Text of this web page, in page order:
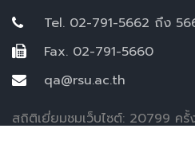
Tel. 02-791-5662 ถึง
Fax. 02-791-5660
qa@rsu.ac.th
สถิติเยี่ยมชมเว็บไซต์: 20799 ครั้